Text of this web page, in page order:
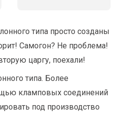
типа просто созданы
Самогон? Не проблема!
царгу, поехали!
типа. Более
кламповых соединений
под производство